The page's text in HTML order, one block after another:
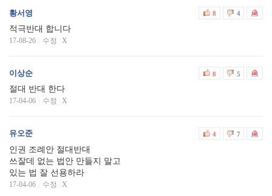
황서영 8 4
적극반대 합니다
17-08-26 수정 X
이상순 8 5
절대 반대 한다
17-04-06 수정 X
유오준 4 7
인권 조례안 절대반대
쓰잘데 없는 법안 만들지 말고
있는 법 잘 선용하라
17-04-06 수정 X